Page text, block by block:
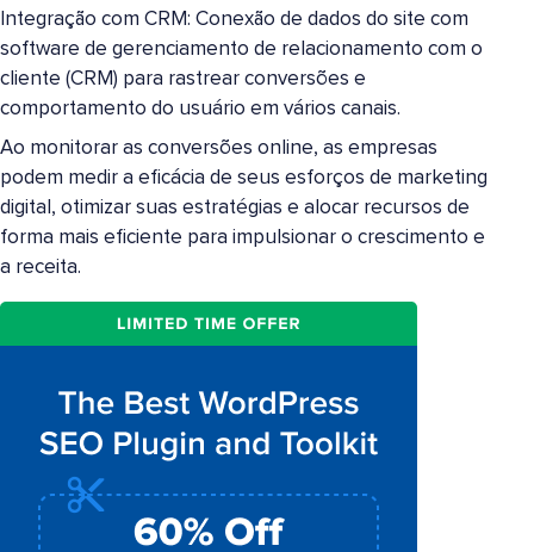
Integração com CRM: Conexão de dados do site com
software de gerenciamento de relacionamento com o
cliente (CRM) para rastrear conversões e
comportamento do usuário em vários canais.
Ao monitorar as conversões online, as empresas
podem medir a eficácia de seus esforços de marketing
digital, otimizar suas estratégias e alocar recursos de
forma mais eficiente para impulsionar o crescimento e
a receita.